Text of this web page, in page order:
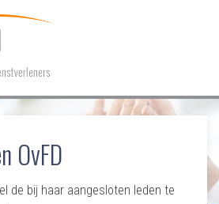
HOME
OVER OVFD
LIDMAATSCHAP
OvFD
de bij haar aangesloten leden te